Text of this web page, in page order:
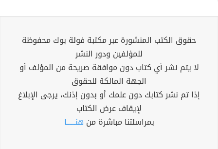
حقوق الكتب المنشورة عبر مكتبة فولة بوك محفوظة
للمؤلفين ودور النشر
لا يتم نشر أي كتاب دون موافقة صريحة من المؤلف أو
الجهة المالكة للحقوق
إذا تم نشر كتابك دون علمك أو بدون إذنك، يرجى الإبلاغ
لإيقاف عرض الكتاب
بمراسلتنا مباشرة من هنــــــا